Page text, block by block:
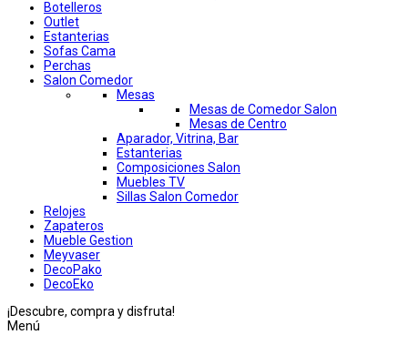
Botelleros
Outlet
Estanterias
Sofas Cama
Perchas
Salon Comedor
Mesas
Mesas de Comedor Salon
Mesas de Centro
Aparador, Vitrina, Bar
Estanterias
Composiciones Salon
Muebles TV
Sillas Salon Comedor
Relojes
Zapateros
Mueble Gestion
Meyvaser
DecoPako
DecoEko
¡Descubre, compra y disfruta!
Menú